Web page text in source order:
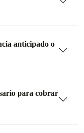
anticipado o
para cobrar